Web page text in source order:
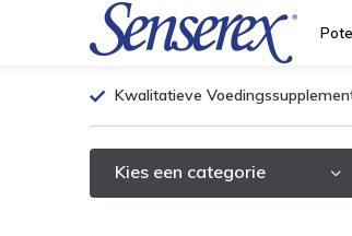
Kwalitatieve
Kies een categorie